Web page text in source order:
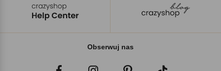
Obserwuj nas